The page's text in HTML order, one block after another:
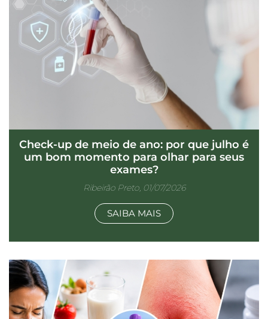
Check-up de meio de ano: por que julho é
um bom momento para olhar para seus
exames?
Ribeirão Preto, 01/07/2026
SAIBA MAIS